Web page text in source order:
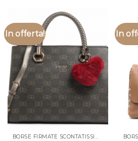
In offerta!
BORSE FIRMATE SCONTATISSIME
In